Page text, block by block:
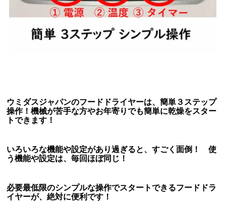
ウミダスジャパンのフードドライヤーは、簡単３ステップ
操作！機械が苦手な方やお年寄りでも簡単に乾燥をスター
トできます！
いろいろな機能や設定があり過ぎると、すごく面倒！ 使
う機能や設定は、毎回ほぼ同じ！
必要最低限のシンプルな操作でスタートできるフードドラ
イヤーが、絶対に便利です！